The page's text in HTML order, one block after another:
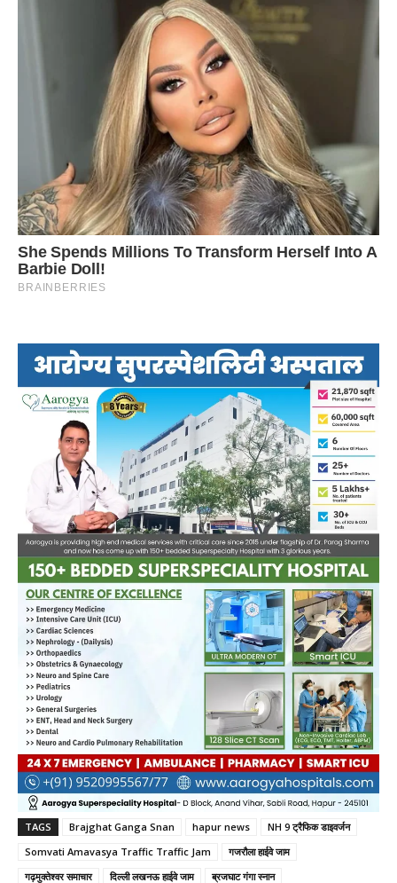
TAGS Brajghat Ganga Snan hapur news
NH 9 ट्रैफिक डाइवर्जन
Somvati Amavasya Traffic Traffic Jam
गजरौला हाईवे जाम
गढ़मुक्तेश्वर समाचार
दिल्ली लखनऊ हाईवे जाम ब्रजघाट गंगा स्नान